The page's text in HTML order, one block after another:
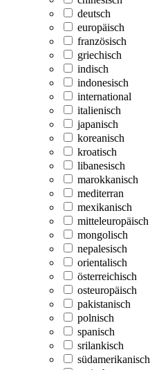
deutsch
europäisch
französisch
griechisch
indisch
indonesisch
international
italienisch
japanisch
koreanisch
kroatisch
libanesisch
marokkanisch
mediterran
mexikanisch
mitteleuropäisch
mongolisch
nepalesisch
orientalisch
österreichisch
osteuropäisch
pakistanisch
polnisch
spanisch
srilankisch
südamerikanisch